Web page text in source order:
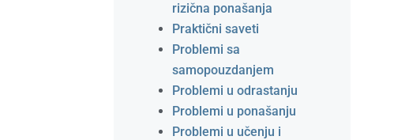
rizična ponašanja
Praktični saveti
Problemi sa
samopouzdanjem
Problemi u odrastanju
Problemi u ponašanju
Problemi u učenju i